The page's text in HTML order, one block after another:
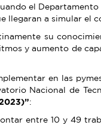
el Departamento
llegaran a simular el
su
y aumento de
en las
Nacional de
:
entre 10 y 49